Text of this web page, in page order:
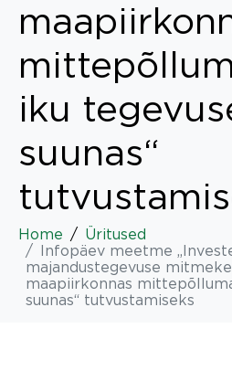
iku
suunas“
Home
Üritused
Infopäev meetme
majandustegevuse
maapiirkonnas
suunas“ tutvustamiseks